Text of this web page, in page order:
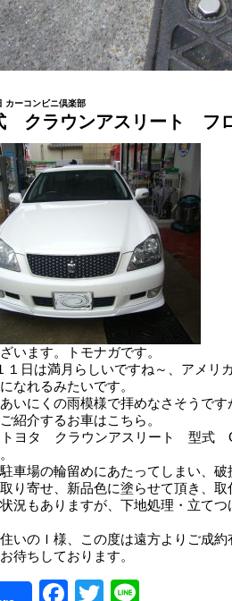
カーコンビニ倶楽部
クラウンアスリート
います。トモナガです。
１日は満月らしいですね～、アメリ
なれるみたいです。
いにくの雨模様で拝めなさそうです
紹介するお車はこちら。
ヨタ クラウンアスリート 型式
車場の輪留めにあたってしまい、破
り寄せ、新品色に塗らせて頂き、取
況もありますが、下地処理・立て
いのＩ様、この度は遠方よりご成約
待ちしております。
Facebook
Twitter